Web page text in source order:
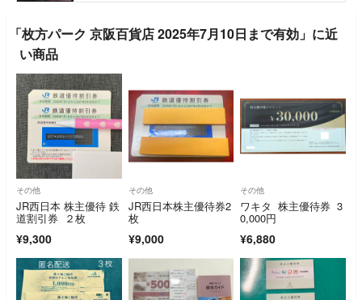
「枚方パーク 京阪百貨店 2025年7月10日まで有効」に近
い商品
その他
JR西日本 株主優待 鉄
道割引券 ２枚
¥9,300
その他
JR西日本株主優待券2
枚
¥9,000
その他
ワキタ 株主優待券 3
0,000円
¥6,880